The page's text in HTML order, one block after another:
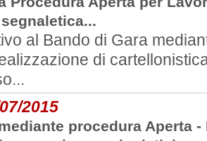
al Bando di Gara
di
2015
procedura Aperta